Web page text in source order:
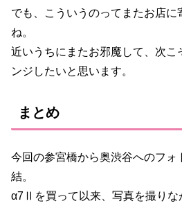
でも、こういうのってまたお店に
ね。
近いうちにまたお邪魔して、次こ
ンジしたいと思います。
まとめ
今回の参宮橋から奥渋谷へのフォ
結。
α7Ⅱを買って以来、写真を撮りな